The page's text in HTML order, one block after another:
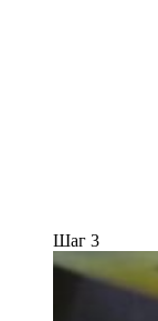
Шаг 3